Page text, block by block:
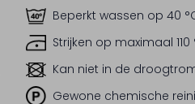
Beperkt wassen op 40
Strijken op maximaal 110
Kan niet in de
Gewone chemische